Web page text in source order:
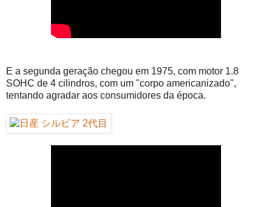
E a segunda geração chegou em 1975, com motor 1.8
SOHC de 4 cilindros, com um "corpo americanizado",
tentando agradar aos consumidores da época.